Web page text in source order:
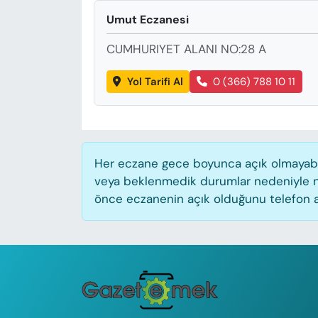
Umut Eczanesi
CUMHURIYET ALANI NO:28 A
Yol Tarifi Al 0 (366) 788 10 11
Her eczane gece boyunca açık
veya beklenmedik durumlar nedeniyle
önce eczanenin açık olduğunu telefon
ÖZEL HABER
YAZAR KÖŞESİ
VAN VE DİYARBAKIR HABERLERİ